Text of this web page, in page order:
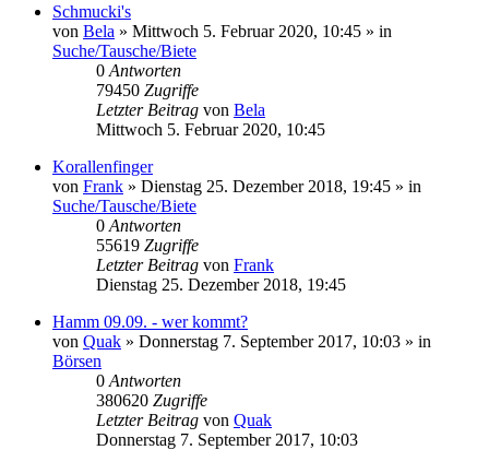
Schmucki's
von Bela » Mittwoch 5. Februar 2020, 10:45 » in
Suche/Tausche/Biete
0 Antworten
79450 Zugriffe
Letzter Beitrag von Bela
Mittwoch 5. Februar 2020, 10:45
Korallenfinger
von Frank » Dienstag 25. Dezember 2018, 19:45 » in
Suche/Tausche/Biete
0 Antworten
55619 Zugriffe
Letzter Beitrag von Frank
Dienstag 25. Dezember 2018, 19:45
Hamm 09.09. - wer kommt?
von Quak » Donnerstag 7. September 2017, 10:03 » in
Börsen
0 Antworten
380620 Zugriffe
Letzter Beitrag von Quak
Donnerstag 7. September 2017, 10:03